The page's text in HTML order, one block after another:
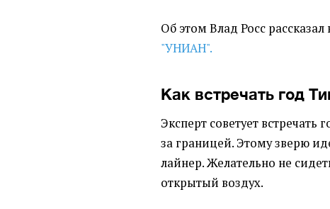
Об этом Влад Росс
"УНИАН".
Как встречать год
Эксперт советует
за границей. Этому зверю
лайнер. Желательно не
открытый воздух.